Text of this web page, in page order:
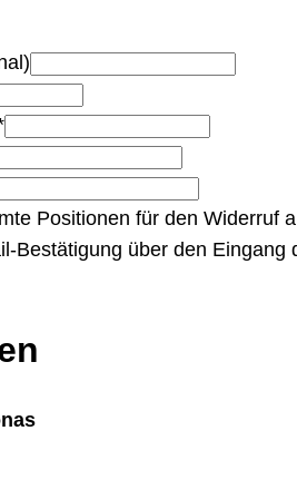
Positionen für den Widerruf
Bestätigung über den